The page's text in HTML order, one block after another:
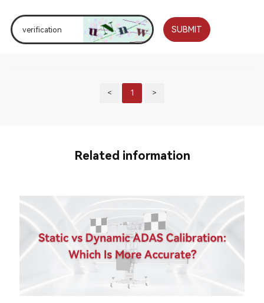
SUBMIT
< 1 >
Related information